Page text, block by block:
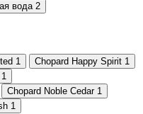
вода 2
1 Chopard Happy Spirit 1
1
Chopard Noble Cedar 1
1